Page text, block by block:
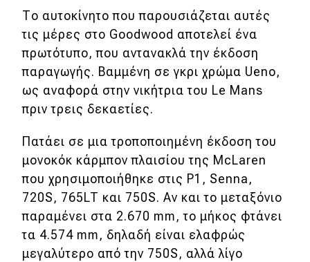
Συμβουλές
Χρηστικά
Συμβουλές
ΚΤΕΟ
Οδική βοήθεια
eDRIVE
DRIVE USED
Το αυτοκίνητο που παρουσιάζεται αυτές
τις μέρες στο Goodwood αποτελεί ένα
πρωτότυπο, που αντανακλά την έκδοση
παραγωγής. Βαμμένη σε γκρι χρώμα Ueno,
ως αναφορά στην νικήτρια του Le Mans
πριν τρεις δεκαετίες.
Πατάει σε μια τροποποιημένη έκδοση του
μονοκόκ κάρμπον πλαισίου της McLaren
που χρησιμοποιήθηκε στις P1, Senna,
720S, 765LT και 750S. Αν και το μεταξόνιο
παραμένει στα 2.670 mm, το μήκος φτάνει
τα 4.574 mm, δηλαδή είναι ελαφρώς
μεγαλύτερο από την 750S, αλλά λίγο